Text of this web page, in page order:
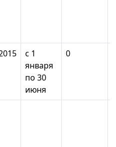
с 1
января
по 30
июня
0